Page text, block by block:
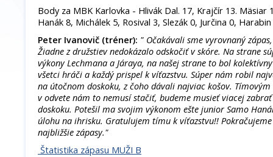
Body za MBK Karlovka - Hlivák Dal. 17, Krajčír 13. Mäsiar
Hanák 8, Michálek 5, Rosival 3, Slezák 0, Jurčina 0,
Peter Ivanovič (tréner): " Očakávali sme vyrovnaný
Žiadne z družstiev nedokázalo odskočiť v skóre. Na strane
výkony Lechmana a Járaya, na našej strane to bol
všetci hráči a každý prispel k víťazstvu. Súper nám robil
na útočnom doskoku, z čoho dávali najviac košov.
v odvete nám to nemusí stačiť, budeme musieť viacej
doskoku. Potešil ma svojim výkonom ešte junior Samo
úlohu na ihrisku. Gratulujem tímu k víťazstvu!!
najbližšie zápasy."
Štatistika zápasu MUŽI B